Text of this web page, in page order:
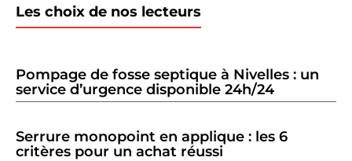
Les choix de nos lecteurs
Pompage de fosse septique à Nivelles : un
service d’urgence disponible 24h/24
Serrure monopoint en applique : les 6
critères pour un achat réussi